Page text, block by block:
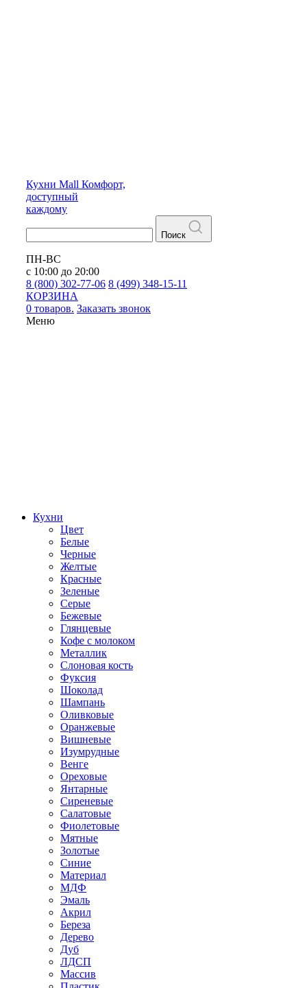
Кухни Mall Комфорт,
доступный
каждому
Поиск
ПН-ВС
с 10:00 до 20:00
8 (800) 302-77-06 8 (499) 348-15-11
КОРЗИНА
0 товаров. Заказать звонок
Меню
Кухни
Цвет
Белые
Черные
Желтые
Красные
Зеленые
Серые
Бежевые
Глянцевые
Кофе с молоком
Металлик
Слоновая кость
Фуксия
Шоколад
Шампань
Оливковые
Оранжевые
Вишневые
Изумрудные
Венге
Ореховые
Янтарные
Сиреневые
Салатовые
Фиолетовые
Мятные
Золотые
Синие
Материал
МДФ
Эмаль
Акрил
Береза
Дерево
Дуб
ЛДСП
Массив